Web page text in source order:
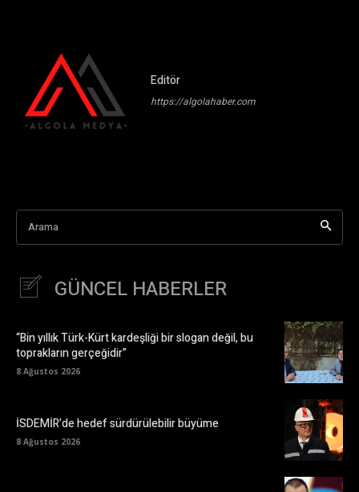
Editör
https://algolahaber.com
Arama
GÜNCEL HABERLER
“Bin yıllık Türk-Kürt kardeşliği bir slogan değil, bu
toprakların gerçeğidir”
8 Ağustos 2026
İSDEMİR’de hedef sürdürülebilir büyüme
8 Ağustos 2026